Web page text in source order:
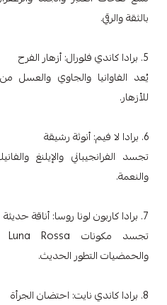
بالثقة والرقي.
5. برادا كاندي فلورال: أزهار الفرح
للأزهار.
6. برادا لا فيم: أنوثة رشيقة
والنعمة.
7. برادا كاربون لونا روسا: أناقة حديثة
والحمضيات التطور الحديث.
8. برادا كاندي نايت: احتضان الجرأة